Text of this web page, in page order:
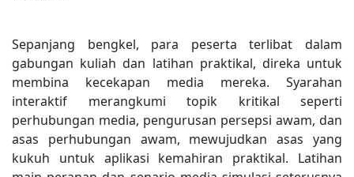
Sepanjang bengkel, para peserta terlibat dalam
gabungan kuliah dan latihan praktikal, direka untuk
membina kecekapan media mereka. Syarahan
interaktif merangkumi topik kritikal seperti
perhubungan media, pengurusan persepsi awam, dan
asas perhubungan awam, mewujudkan asas yang
kukuh untuk aplikasi kemahiran praktikal. Latihan